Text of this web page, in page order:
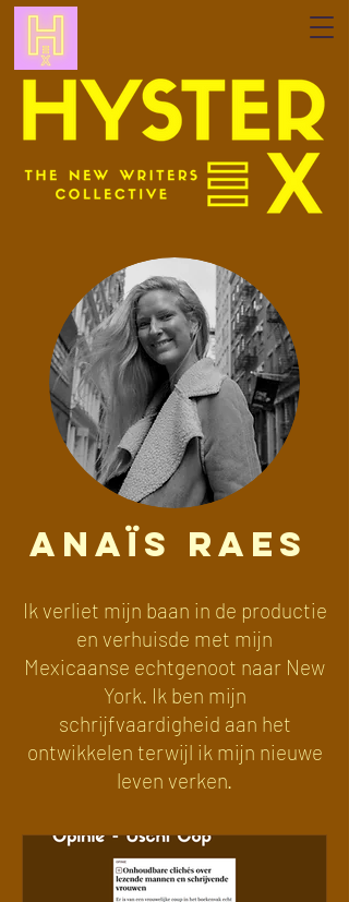
Ik verliet mijn baan in de productie
en verhuisde met mijn
Mexicaanse echtgenoot naar New
York. Ik ben mijn
schrijfvaardigheid aan het
ontwikkelen terwijl ik mijn nieuwe
leven verken.
Anaïs Raes